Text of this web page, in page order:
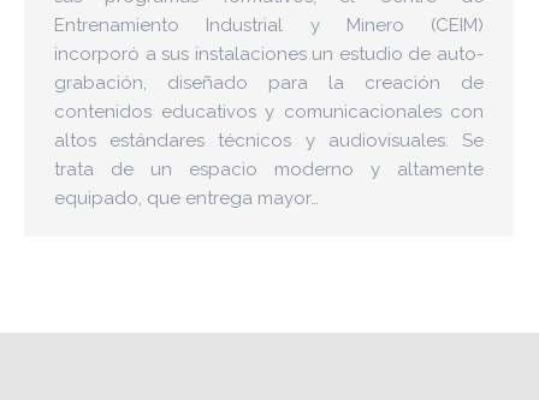
Entrenamiento Industrial y Minero (CEIM)
incorporó a sus instalaciones un estudio de auto-
grabación, diseñado para la creación de
contenidos educativos y comunicacionales con
altos estándares técnicos y audiovisuales. Se
trata de un espacio moderno y altamente
equipado, que entrega mayor…